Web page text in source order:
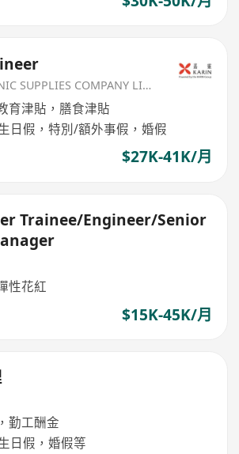
KARIN ELECTRONIC SUPPLIES COMPANY LIMITED
育津貼，膳食津貼
日假，特別/額外事假，婚假
$27K-41K/月
Trainee/Engineer/Senior
性花紅
$15K-45K/月
勤工酬金
日假，婚假等